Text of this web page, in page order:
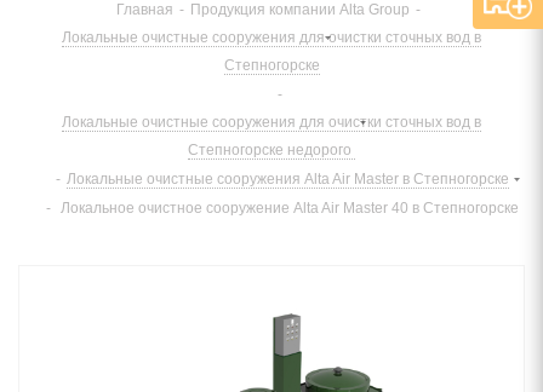
Главная - Продукция компании Alta Group -
Локальные очистные сооружения для очистки сточных вод в
Степногорске
-
Локальные очистные сооружения для очистки сточных вод в
Степногорске недорого
- Локальные очистные сооружения Alta Air Master в Степногорске
- Локальное очистное сооружение Alta Air Master 40 в Степногорске